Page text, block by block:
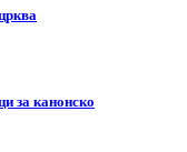
за канонско